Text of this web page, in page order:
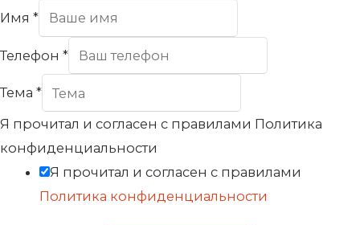
Имя *
Телефон *
Тема *
Я прочитал и согласен с правилами Политика
конфиденциальности
Я прочитал и согласен с правилами
Политика конфиденциальности